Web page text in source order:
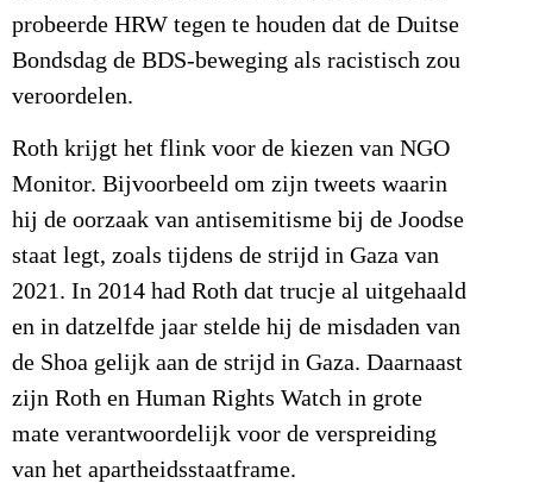
probeerde HRW tegen te houden dat de Duitse
Bondsdag de BDS-beweging als racistisch zou
veroordelen.
Roth krijgt het flink voor de kiezen van NGO
Monitor. Bijvoorbeeld om zijn tweets waarin
hij de oorzaak van antisemitisme bij de Joodse
staat legt, zoals tijdens de strijd in Gaza van
2021. In 2014 had Roth dat trucje al uitgehaald
en in datzelfde jaar stelde hij de misdaden van
de Shoa gelijk aan de strijd in Gaza. Daarnaast
zijn Roth en Human Rights Watch in grote
mate verantwoordelijk voor de verspreiding
van het apartheidsstaatframe.